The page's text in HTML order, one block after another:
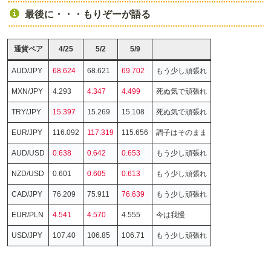
最後に・・・もりぞーが語る
通貨ペア 4/25 5/2 5/9
AUD/JPY 68.624 68.621 69.702 もう少し頑張れ
MXN/JPY 4.293 4.347 4.499 死ぬ気で頑張れ
TRY/JPY 15.397 15.269 15.108 死ぬ気で頑張れ
EUR/JPY 116.092 117.319 115.656 調子はそのまま
AUD/USD 0.638 0.642 0.653 もう少し頑張れ
NZD/USD 0.601 0.605 0.613 もう少し頑張れ
CAD/JPY 76.209 75.911 76.639 もう少し頑張れ
EUR/PLN 4.541 4.570 4.555 今は我慢
USD/JPY 107.40 106.85 106.71 もう少し頑張れ